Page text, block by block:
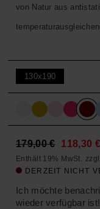
von Natur aus
130x190
179,00€
Original
price
179,00 €.
118,30 €
Current
price
118,30 €.
Enthält 19% MwSt. zzgl.
DERZEIT NICHT
Ich möchte
wieder verfügbar ist!